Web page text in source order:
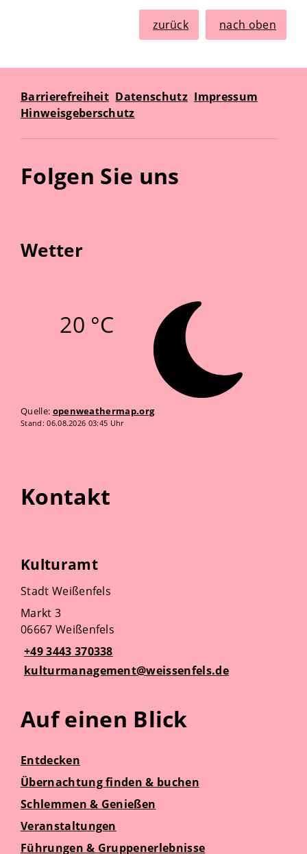
zurück nach oben
Barrierefreiheit Datenschutz Impressum
Hinweisgeberschutz
Folgen Sie uns
Wetter
20 °C
Quelle: openweathermap.org
Stand: 06.08.2026 03:45 Uhr
Kontakt
Kulturamt
Stadt Weißenfels
Markt 3
06667 Weißenfels
+49 3443 370338
kulturmanagement@weissenfels.de
Auf einen Blick
Entdecken
Übernachtung finden & buchen
Schlemmen & Genießen
Veranstaltungen
Führungen & Gruppenerlebnisse